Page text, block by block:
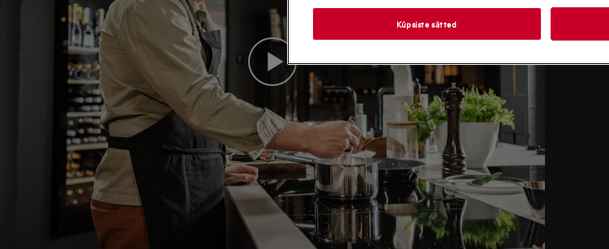
Küpsiste sätted